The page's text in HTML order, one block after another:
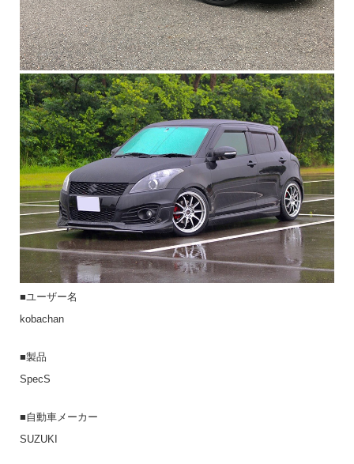
■ユーザー名
kobachan
■製品
SpecS
■自動車メーカー
SUZUKI